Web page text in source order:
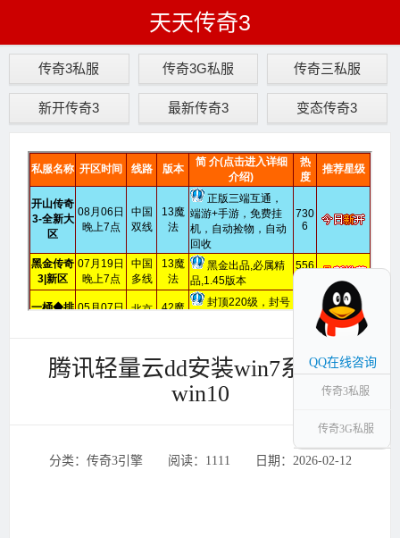
天天传奇3
传奇3私服 传奇3G私服 传奇三私服
新开传奇3 最新传奇3 变态传奇3
腾讯轻量云dd安装win7系统 or
win10
分类：传奇3引擎 ‌‍阅读：1111 ‌‍日期：2026-02-12
QQ在线咨询
传奇3私服
传奇3G私服